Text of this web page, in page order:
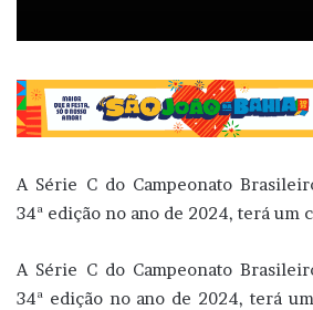
A Série C do Campeonato
34ª edição no ano de 2024, terá um
A Série C do Campeonato
34ª edição no ano de 2024, terá